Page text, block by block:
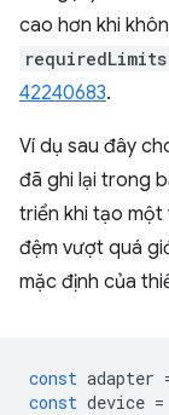
cao hơn khi
requiredLimits
42240683.
Ví dụ sau đây
đã ghi lại trong
triển khi tạo một
đệm vượt quá
mặc định của
const adapter
const device =